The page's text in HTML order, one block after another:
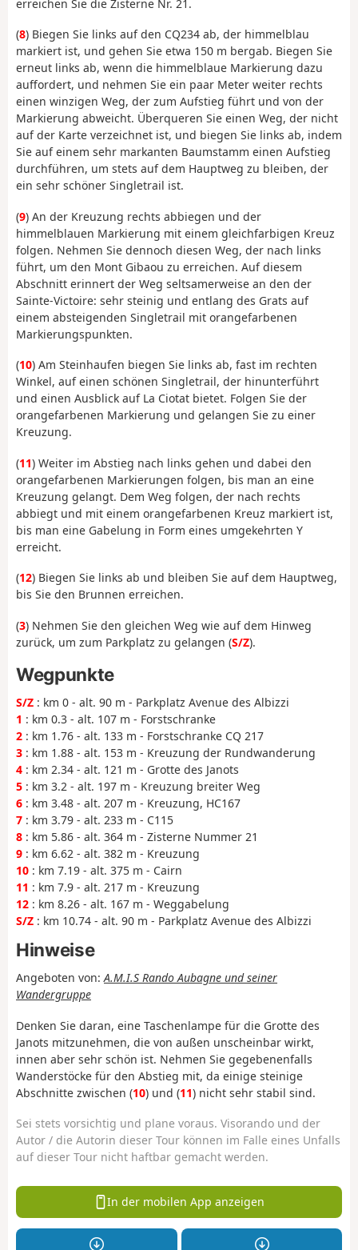
erreichen Sie die Zisterne Nr. 21.
(8) Biegen Sie links auf den CQ234 ab, der himmelblau
markiert ist, und gehen Sie etwa 150 m bergab. Biegen Sie
erneut links ab, wenn die himmelblaue Markierung dazu
auffordert, und nehmen Sie ein paar Meter weiter rechts
einen winzigen Weg, der zum Aufstieg führt und von der
Markierung abweicht. Überqueren Sie einen Weg, der nicht
auf der Karte verzeichnet ist, und biegen Sie links ab, indem
Sie auf einem sehr markanten Baumstamm einen Aufstieg
durchführen, um stets auf dem Hauptweg zu bleiben, der
ein sehr schöner Singletrail ist.
(9) An der Kreuzung rechts abbiegen und der
himmelblauen Markierung mit einem gleichfarbigen Kreuz
folgen. Nehmen Sie dennoch diesen Weg, der nach links
führt, um den Mont Gibaou zu erreichen. Auf diesem
Abschnitt erinnert der Weg seltsamerweise an den der
Sainte-Victoire: sehr steinig und entlang des Grats auf
einem absteigenden Singletrail mit orangefarbenen
Markierungspunkten.
(10) Am Steinhaufen biegen Sie links ab, fast im rechten
Winkel, auf einen schönen Singletrail, der hinunterführt
und einen Ausblick auf La Ciotat bietet. Folgen Sie der
orangefarbenen Markierung und gelangen Sie zu einer
Kreuzung.
(11) Weiter im Abstieg nach links gehen und dabei den
orangefarbenen Markierungen folgen, bis man an eine
Kreuzung gelangt. Dem Weg folgen, der nach rechts
abbiegt und mit einem orangefarbenen Kreuz markiert ist,
bis man eine Gabelung in Form eines umgekehrten Y
erreicht.
(12) Biegen Sie links ab und bleiben Sie auf dem Hauptweg,
bis Sie den Brunnen erreichen.
(3) Nehmen Sie den gleichen Weg wie auf dem Hinweg
zurück, um zum Parkplatz zu gelangen (S/Z).
Wegpunkte
S/Z : km 0 - alt. 90 m - Parkplatz Avenue des Albizzi
1 : km 0.3 - alt. 107 m - Forstschranke
2 : km 1.76 - alt. 133 m - Forstschranke CQ 217
3 : km 1.88 - alt. 153 m - Kreuzung der Rundwanderung
4 : km 2.34 - alt. 121 m - Grotte des Janots
5 : km 3.2 - alt. 197 m - Kreuzung breiter Weg
6 : km 3.48 - alt. 207 m - Kreuzung, HC167
7 : km 3.79 - alt. 233 m - C115
8 : km 5.86 - alt. 364 m - Zisterne Nummer 21
9 : km 6.62 - alt. 382 m - Kreuzung
10 : km 7.19 - alt. 375 m - Cairn
11 : km 7.9 - alt. 217 m - Kreuzung
12 : km 8.26 - alt. 167 m - Weggabelung
S/Z : km 10.74 - alt. 90 m - Parkplatz Avenue des Albizzi
Hinweise
Angeboten von:A.M.I.S Rando Aubagne und seiner
Wandergruppe
Denken Sie daran, eine Taschenlampe für die Grotte des
Janots mitzunehmen, die von außen unscheinbar wirkt,
innen aber sehr schön ist. Nehmen Sie gegebenenfalls
Wanderstöcke für den Abstieg mit, da einige steinige
Abschnitte zwischen (10) und (11) nicht sehr stabil sind.
Sei stets vorsichtig und plane voraus. Visorando und der
Autor / die Autorin dieser Tour können im Falle eines Unfalls
auf dieser Tour nicht haftbar gemacht werden.
In der mobilen App anzeigen